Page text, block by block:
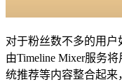
对于粉丝数不多的用户
由Timeline Mixer服务
统推荐等内容整合起来